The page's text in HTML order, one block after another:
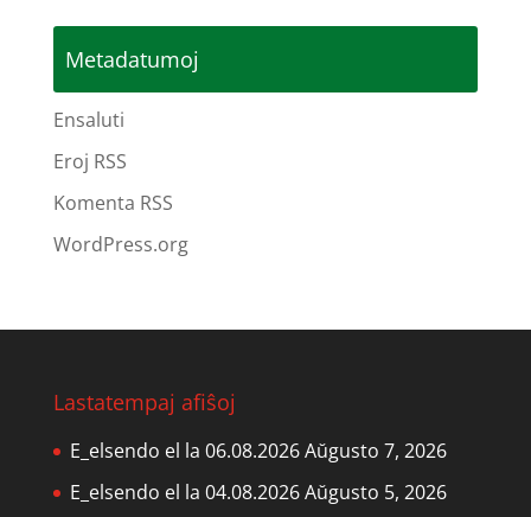
Metadatumoj
Ensaluti
Eroj RSS
Komenta RSS
WordPress.org
Lastatempaj afiŝoj
E_elsendo el la 06.08.2026Aŭgusto 7, 2026
E_elsendo el la 04.08.2026Aŭgusto 5, 2026